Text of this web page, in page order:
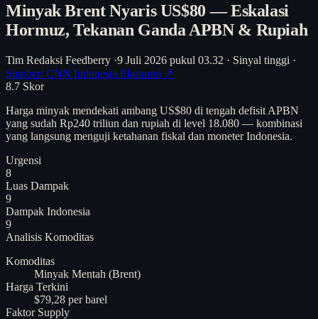
Minyak Brent Nyaris US$80 — Eskalasi
Hormuz, Tekanan Ganda APBN & Rupiah
Tim Redaksi Feedberry ·9 Juli 2026 pukul 03.32 · Sinyal tinggi ·
Sumber: CNN Indonesia Ekonomi ↗
8.7 Skor
Harga minyak mendekati ambang US$80 di tengah defisit APBN
yang sudah Rp240 triliun dan rupiah di level 18.080 — kombinasi
yang langsung menguji ketahanan fiskal dan moneter Indonesia.
Urgensi
8
Luas Dampak
9
Dampak Indonesia
9
Analisis Komoditas
Komoditas
Minyak Mentah (Brent)
Harga Terkini
$79,28 per barel
Faktor Supply